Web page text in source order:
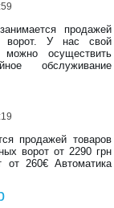
продажей
ворот. У нас свой
осуществить
обслуживание
продажей товаров
ворот от 2290 грн
от 260€ Автоматика